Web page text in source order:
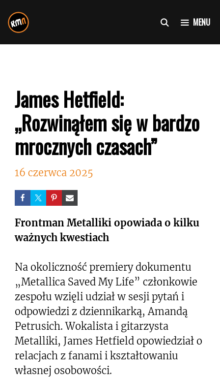
do
treści
MENU
James Hetfield:
„Rozwinąłem się w bardzo
mrocznych czasach”
16 czerwca 2025
Frontman Metalliki opowiada o kilku
ważnych kwestiach
Na okoliczność premiery dokumentu
„Metallica Saved My Life” członkowie
zespołu wzięli udział w sesji pytań i
odpowiedzi z dziennikarką, Amandą
Petrusich. Wokalista i gitarzysta
Metalliki, James Hetfield opowiedział o
relacjach z fanami i kształtowaniu
własnej osobowości.